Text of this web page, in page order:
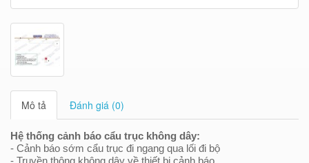
Mô tả Đánh giá (0)
Hệ thống cảnh báo cẩu trục không dây:
- Cảnh báo sớm cẩu trục đi ngang qua lối đi bộ